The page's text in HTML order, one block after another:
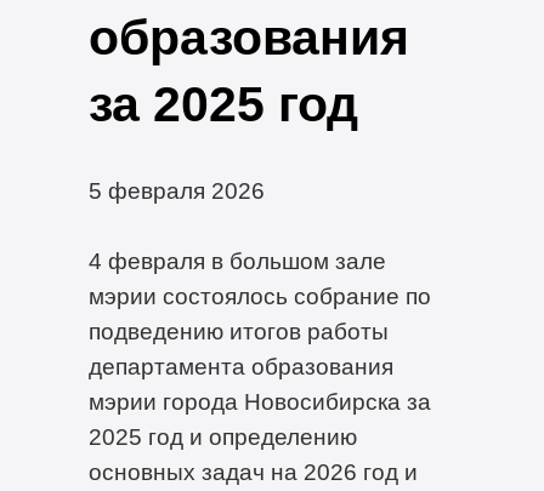
образования
за 2025 год
5 февраля 2026
4 февраля в большом зале
мэрии состоялось собрание по
подведению итогов работы
департамента образования
мэрии города Новосибирска за
2025 год и определению
основных задач на 2026 год и